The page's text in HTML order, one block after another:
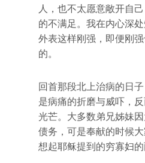
人，也不太愿意敞开自
的不满足。我在内心深
外表这样刚强，即便刚
的。
回首那段北上治病的日
是病痛的折磨与威吓，
光芒。大多数弟兄姊妹
债务，可是奉献的时候
想起耶稣提到的穷寡妇的